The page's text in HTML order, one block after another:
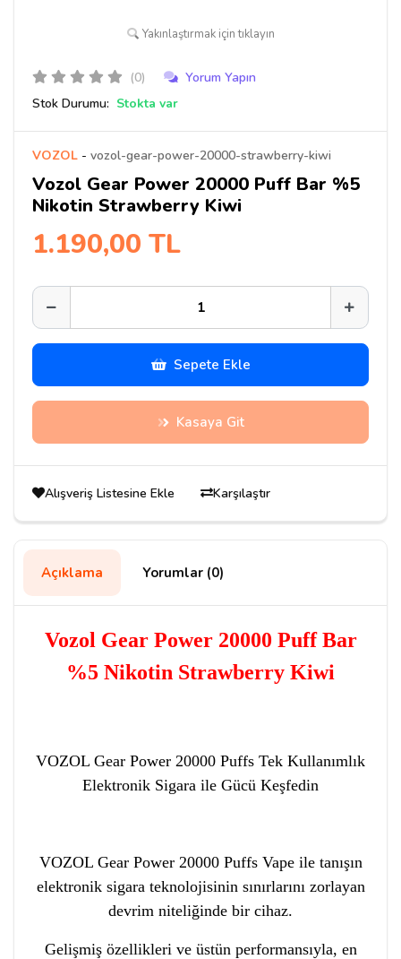
Yakınlaştırmak için tıklayın
(0)
Yorum Yapın
Stok Durumu: Stokta var
VOZOL - vozol-gear-power-20000-strawberry-kiwi
Vozol Gear Power 20000 Puff Bar %5
Nikotin Strawberry Kiwi
1.190,00 TL
Sepete Ekle
Kasaya Git
Alışveriş Listesine Ekle Karşılaştır
Açıklama Yorumlar (0)
Vozol Gear Power 20000 Puff Bar
%5 Nikotin Strawberry Kiwi
VOZOL Gear Power 20000 Puffs Tek Kullanımlık
Elektronik Sigara ile Gücü Keşfedin
VOZOL Gear Power 20000 Puffs Vape ile tanışın
elektronik sigara teknolojisinin sınırlarını zorlayan
devrim niteliğinde bir cihaz.
Gelişmiş özellikleri ve üstün performansıyla, en